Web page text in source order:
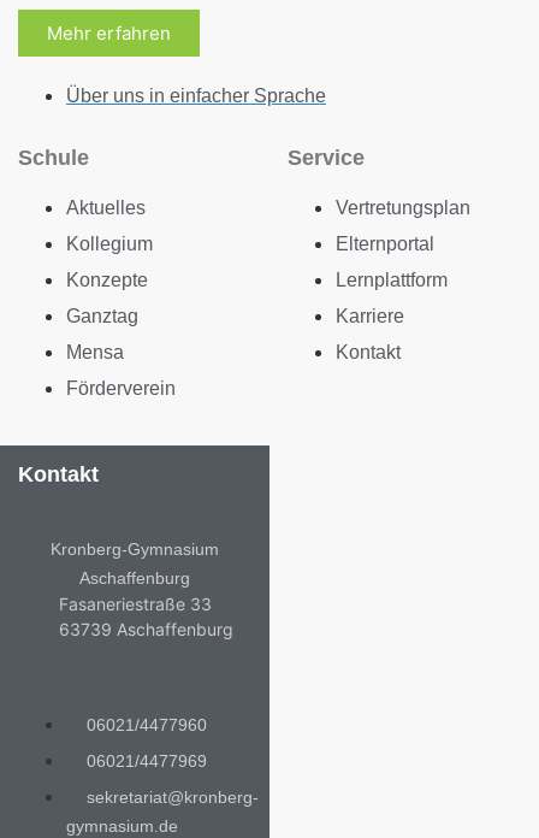
Mehr erfahren
Über uns in einfacher Sprache
Schule
Aktuelles
Kollegium
Konzepte
Ganztag
Mensa
Förderverein
Service
Vertretungsplan
Elternportal
Lernplattform
Karriere
Kontakt
Kontakt
Kronberg-Gymnasium
Aschaffenburg
Fasaneriestraße 33
63739 Aschaffenburg
06021/4477960
06021/4477969
sekretariat@kronberg-
gymnasium.de